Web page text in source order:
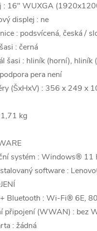
: 16" WUXGA
displej : ne
: podsvícená, česká /
: černá
šasi : hliník (horní), hliník
pera není
(ŠxHxV) : 356 x 249 x
kg
systém : Windows® 11
software :
Bluetooth : Wi-Fi® 6E,
připojení (WWAN) : bez
: žádná